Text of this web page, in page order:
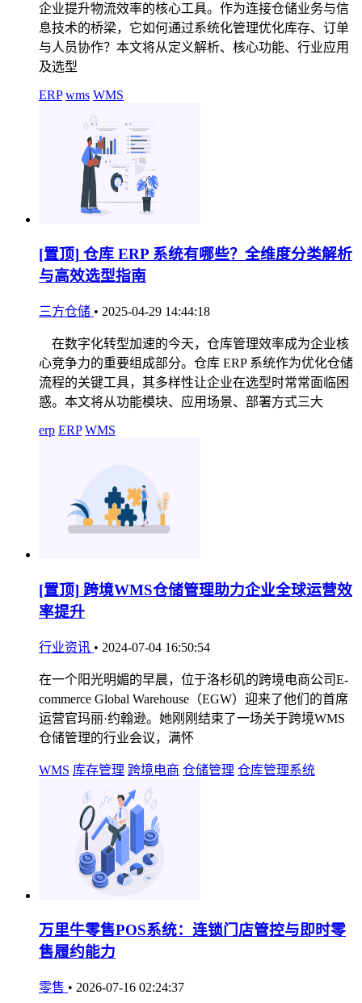
企业提升物流效率的核心工具。作为连接仓储业务与信
息技术的桥梁，它如何通过系统化管理优化库存、订单
与人员协作？本文将从定义解析、核心功能、行业应用
及选型
ERP wms WMS
[置顶] 仓库 ERP 系统有哪些？全维度分类解析
与高效选型指南
三方仓储 • 2025-04-29 14:44:18
在数字化转型加速的今天，仓库管理效率成为企业核
心竞争力的重要组成部分。仓库 ERP 系统作为优化仓储
流程的关键工具，其多样性让企业在选型时常常面临困
惑。本文将从功能模块、应用场景、部署方式三大
erp ERP WMS
[置顶] 跨境WMS仓储管理助力企业全球运营效
率提升
行业资讯 • 2024-07-04 16:50:54
在一个阳光明媚的早晨，位于洛杉矶的跨境电商公司E-
commerce Global Warehouse（EGW）迎来了他们的首席
运营官玛丽·约翰逊。她刚刚结束了一场关于跨境WMS
仓储管理的行业会议，满怀
WMS 库存管理 跨境电商 仓储管理 仓库管理系统
万里牛零售POS系统：连锁门店管控与即时零
售履约能力
零售 • 2026-07-16 02:24:37